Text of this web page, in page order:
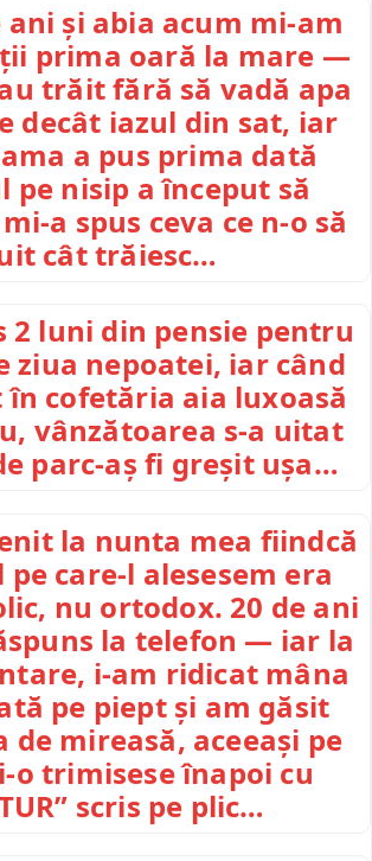
ani și abia acum mi-am
prima oară la mare —
trăit fără să vadă apa
decât iazul din sat, iar
a pus prima dată
pe nisip a început să
a spus ceva ce n-o să
cât trăiesc…
2 luni din pensie pentru
ziua nepoatei, iar când
cofetăria aia luxoasă
vânzătoarea s-a uitat
parc-aș fi greșit ușa…
la nunta mea fiindcă
care-l alesesem era
nu ortodox. 20 de ani
la telefon — iar la
i-am ridicat mâna
pe piept și am găsit
de mireasă, aceeași pe
o trimisese înapoi cu
scris pe plic…